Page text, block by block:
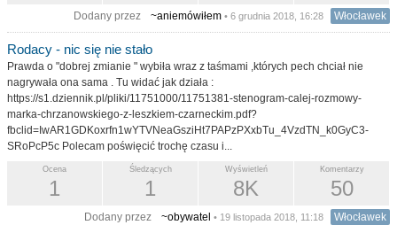
Dodany przez ~aniemówiłem • 6 grudnia 2018, 16:28 Włocławek
Rodacy - nic się nie stało
Prawda o "dobrej zmianie " wybiła wraz z taśmami ,których pech chciał nie
nagrywała ona sama . Tu widać jak działa :
https://s1.dziennik.pl/pliki/11751000/11751381-stenogram-calej-rozmowy-
marka-chrzanowskiego-z-leszkiem-czarneckim.pdf?
fbclid=IwAR1GDKoxrfn1wYTVNeaGsziHt7PAPzPXxbTu_4VzdTN_k0GyC3-
SRoPcP5c Polecam poświęcić trochę czasu i...
Komentarzy
50
Wyświetleń
8K
Śledzących
1
Ocena
1
Dodany przez ~obywatel • 19 listopada 2018, 11:18 Włocławek